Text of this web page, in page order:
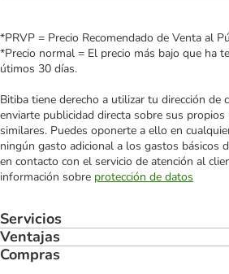
*PRVP = Precio Recomendado de Venta al
*Precio normal = El precio más bajo que ha
útimos 30 días.
Bitiba tiene derecho a utilizar tu dirección de
enviarte publicidad directa sobre sus
similares. Puedes oponerte a ello en
ningún gasto adicional a los gastos básicos
en contacto con el servicio de atención al
información sobre protección de datos
Servicios
Ventajas
Compras